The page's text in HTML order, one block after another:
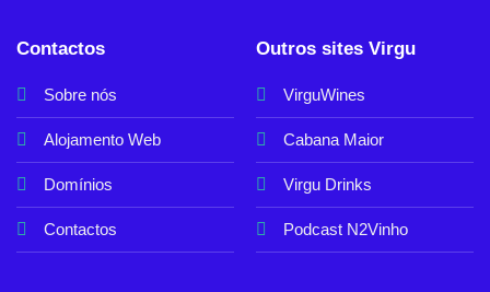
Contactos
Sobre nós
Alojamento Web
Domínios
Contactos
Outros sites Virgu
VirguWines
Cabana Maior
Virgu Drinks
Podcast N2Vinho